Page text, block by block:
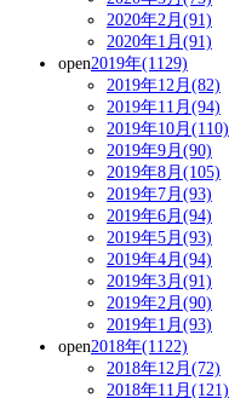
2020年2月(91)
2020年1月(91)
open2019年(1129)
2019年12月(82)
2019年11月(94)
2019年10月(110)
2019年9月(90)
2019年8月(105)
2019年7月(93)
2019年6月(94)
2019年5月(93)
2019年4月(94)
2019年3月(91)
2019年2月(90)
2019年1月(93)
open2018年(1122)
2018年12月(72)
2018年11月(121)